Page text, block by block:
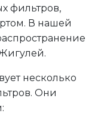
фильтров,
В нашей
несколько
Они